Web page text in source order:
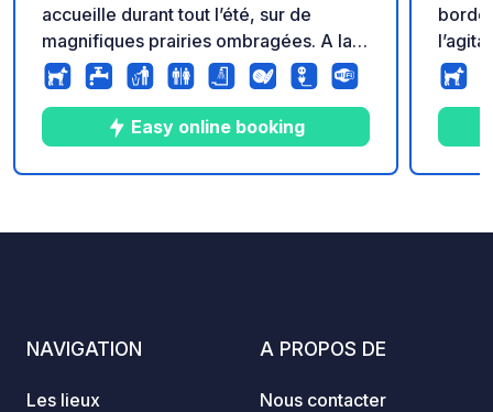
accueille durant tout l’été, sur de
magnifiques prairies ombragées. A la
lisière de la forêt, vous serez séduit
par le calme régnant. Dans ce hameau
de verdure dans le réputé Massif des
Bauges, ce sont 30 emplacements
répartis sur 2,5 hectares qui vous sont
h
Easy online booking
bordé
pour
NAVIGATION
Les lieux
A PROPOS DE
Nous contacter